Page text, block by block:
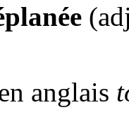
anglais